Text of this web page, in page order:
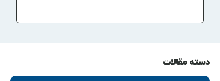
دسته مقالات